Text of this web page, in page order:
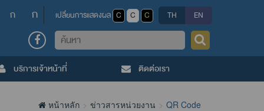
ก ก เปลี่ยนการแสดงผล C C C TH EN
ค้นหา
บริการเจ้าหน้าที่ ติดต่อเรา
หน้าหลัก ข่าวสารหน่วยงาน QR Code